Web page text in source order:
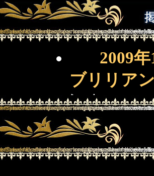
のカタス
ジョ～あの
配信中！！
▲バーコー
【2010/06/30】
アニうた革
「出撃！
～」「詩篇
2009
ブリリア
記事
2009年08
月号】